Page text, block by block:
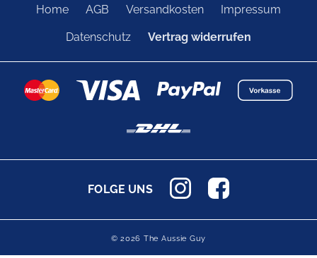
Home AGB Versandkosten Impressum
Datenschutz Vertrag widerrufen
FOLGE UNS
© 2026 The Aussie Guy